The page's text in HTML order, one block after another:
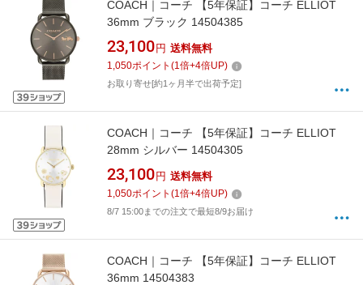
COACH｜コーチ 【5年保証】コーチ ELLIOT
36mm ブラック 14504385
23,100 円 送料無料
1,050ポイント (1倍+4倍UP)
お取り寄せ[約1ヶ月半で出荷予定]
COACH｜コーチ 【5年保証】コーチ ELLIOT
28mm シルバー 14504305
23,100 円 送料無料
1,050ポイント (1倍+4倍UP)
8/7 15:00までの注文で最短8/9お届け
COACH｜コーチ 【5年保証】コーチ ELLIOT
36mm 14504383